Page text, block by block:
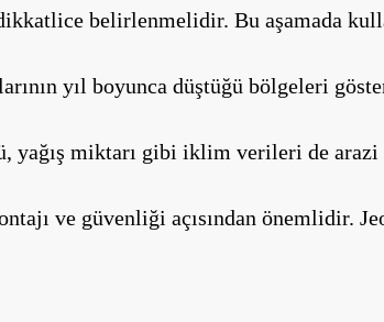
belirlenmelidir. Bu aşamada
yıl boyunca düştüğü bölgeleri
yağış miktarı gibi iklim verileri de
ve güvenliği açısından önemlidir.